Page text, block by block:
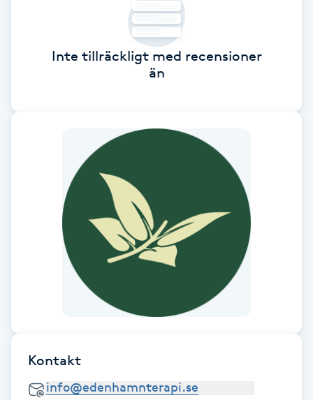
Gellack med förstärkning
Gravidmassage
Gravidyoga
Gruppträning
Inte tillräckligt med recensioner
än
Kontakt